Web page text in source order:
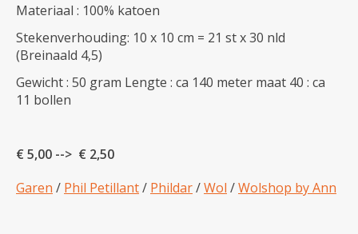
Materiaal : 100% katoen
Stekenverhouding: 10 x 10 cm = 21 st x 30 nld
(Breinaald 4,5)
Gewicht : 50 gram Lengte : ca 140 meter maat 40 : ca
11 bollen
€ 5,00 --> € 2,50
Garen / Phil Petillant/ Phildar/Wol /Wolshop by Ann